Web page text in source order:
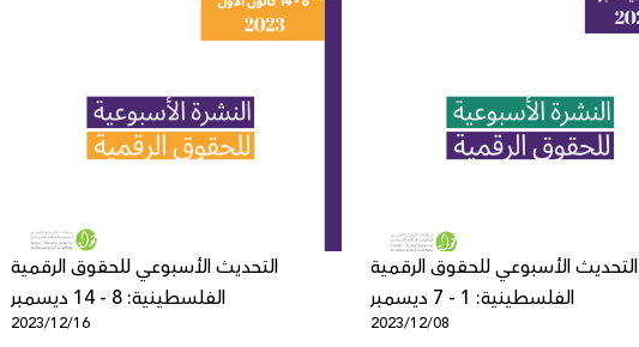
التحديث الأسبوعي للحقوق الرقمية
الفلسطينية: 8 - 14 ديسمبر
2023/12/16
التحديث الأسبوعي للحقوق الرقمية
الفلسطينية: 1 - 7 ديسمبر
2023/12/08